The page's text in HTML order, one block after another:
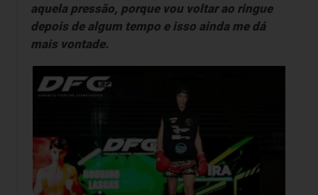
aquela pressão, porque vou voltar ao ringue
depois de algum tempo e isso ainda me dá
mais vontade.